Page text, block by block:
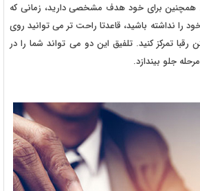
برای خود هدف مشخصی دارید، زمانی که
را نداشته باشید، قاعدتا راحت تر می توانید روی
تمرکز کنید. تلفیق این دو می تواند شما را در
جلو بیندازد.